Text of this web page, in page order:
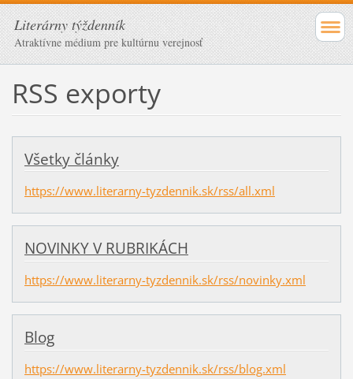
Literárny týždenník
Atraktívne médium pre kultúrnu verejnosť
RSS exporty
Všetky články
https://www.literarny-tyzdennik.sk/rss/all.xml
NOVINKY V RUBRIKÁCH
https://www.literarny-tyzdennik.sk/rss/novinky.xml
Blog
https://www.literarny-tyzdennik.sk/rss/blog.xml